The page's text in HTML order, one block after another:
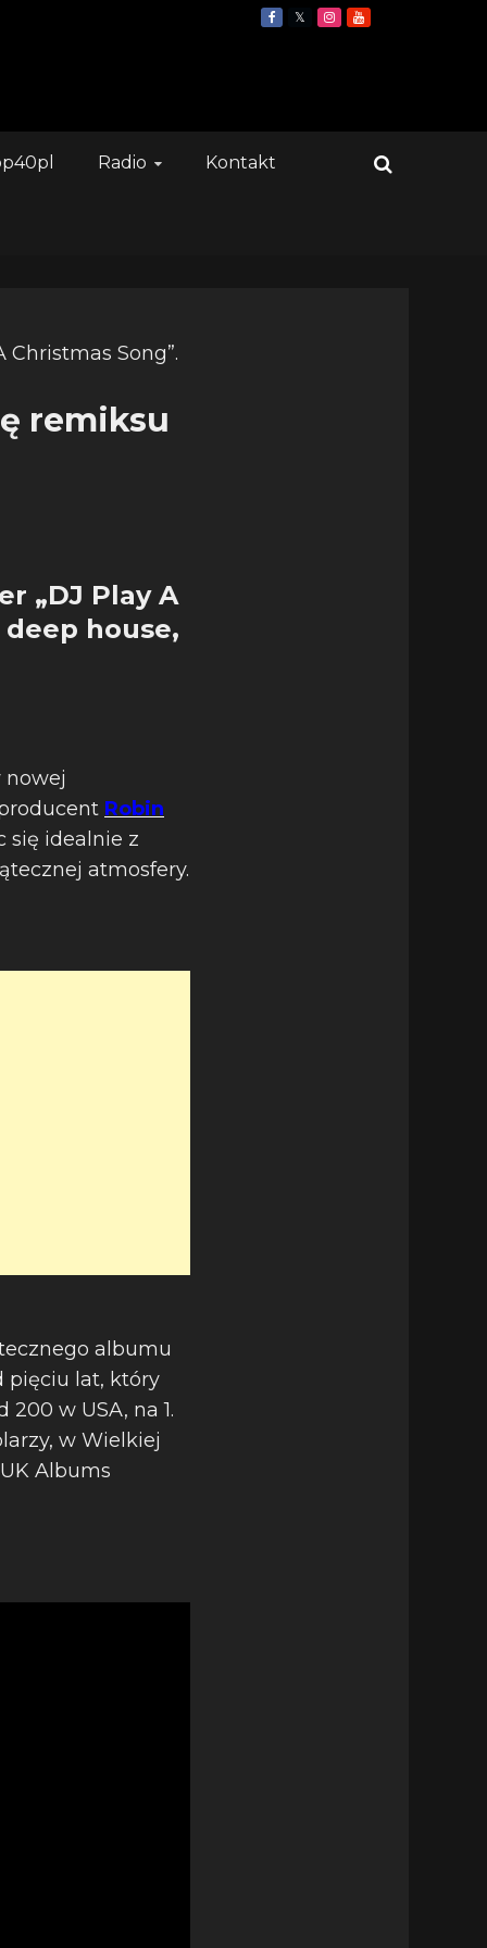
Radio Kontakt
remiksu
„DJ Play A
house,
nowej
Robin
się idealnie z
atmosfery.
albumu
pięciu lat, który
w USA, na 1.
w Wielkiej
Albums